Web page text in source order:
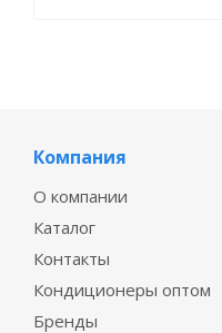
Компания
О компании
Каталог
Контакты
Кондиционеры оптом
Бренды